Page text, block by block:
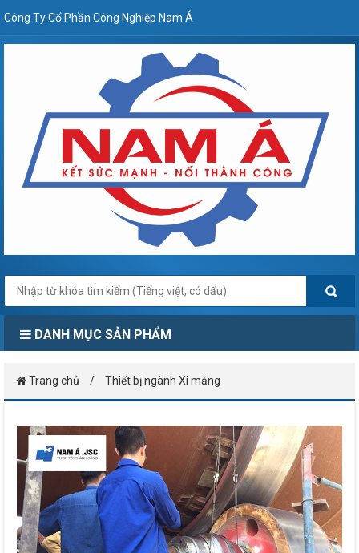
Công Ty Cổ Phần Công Nghiệp Nam Á
DANH MỤC SẢN PHẨM
Trang chủ Thiết bị ngành Xi măng